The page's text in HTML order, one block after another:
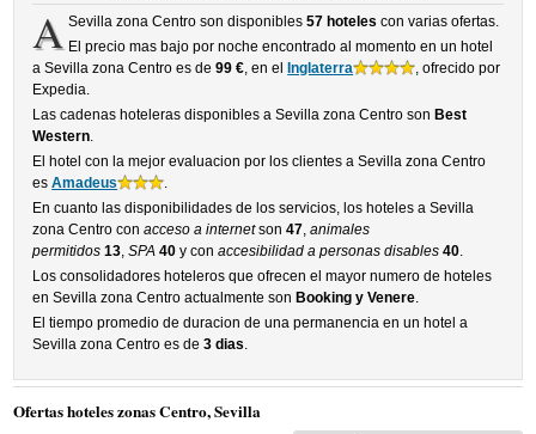
A Sevilla zona Centro son disponibles 57 hoteles con varias ofertas.
El precio mas bajo por noche encontrado al momento en un hotel
a Sevilla zona Centro es de99 €, en el Inglaterra
, ofrecido por
Expedia.
Las cadenas hoteleras disponibles a Sevilla zona Centro son Best
Western.
El hotel con la mejor evaluacion por los clientes a Sevilla zona Centro
esAmadeus
.
En cuanto las disponibilidades de los servicios, los hoteles a Sevilla
zona Centro conacceso a internetson47,animales
permitidos 13,SPA 40 y conaccesibilidad a personas disables 40.
Los consolidadores hoteleros que ofrecen el mayor numero de hoteles
en Sevilla zona Centro actualmente son Booking y Venere.
El tiempo promedio de duracion de una permanencia en un hotel a
Sevilla zona Centro es de3 dias.
Ofertas hoteles zonas Centro, Sevilla